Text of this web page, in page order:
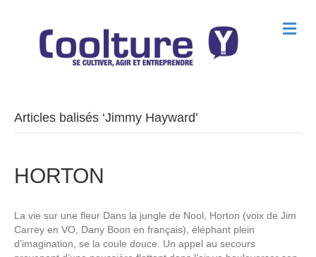
M
e
Articles balisés ‘Jimmy Hayward’
HORTON
La vie sur une fleur Dans la jungle de Nool, Horton (voix de Jim
Carrey en VO, Dany Boon en français), éléphant plein
d’imagination, se la coule douce. Un appel au secours